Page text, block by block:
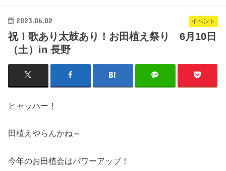
イベント
2023.06.02
祝！歌あり太鼓あり！お田植え祭り 6月10日
（土）in 長野
ヒャッハー！
田植えやらんかね～
今年のお田植会はパワーアップ！